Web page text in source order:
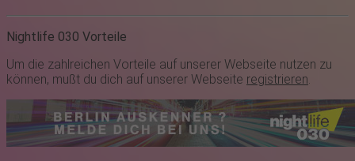
Nightlife 030 Vorteile
Um die zahlreichen Vorteile auf unserer Webseite nutzen zu
können, mußt du dich auf unserer Webseite registrieren.